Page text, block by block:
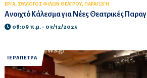
ΕΡΓΑ, ΣΥΛΛΟΓΟΣ ΦΙΛΩΝ ΘΕΑΤΡΟΥ, ΠΑΡΑΓΩΓΗ
Ανοιχτό Κάλεσμα για Νέες Θεατρικές
08:09 π.μ. - 03/12/2025
ΙΕΡΑΠΕΤΡΑ